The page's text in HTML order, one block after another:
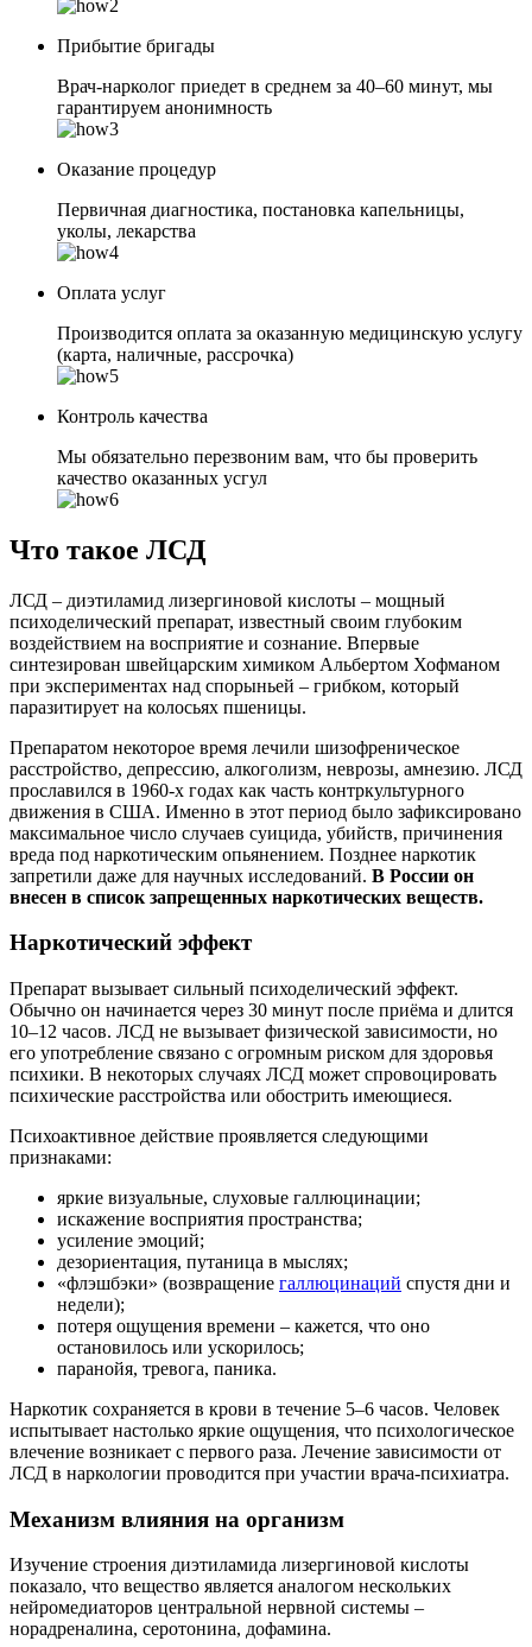
Прибытие бригады
Врач-нарколог приедет в среднем за 40–60 минут, мы
гарантируем анонимность
Оказание процедур
Первичная диагностика, постановка капельницы,
уколы, лекарства
Оплата услуг
Производится оплата за оказанную медицинскую услугу
(карта, наличные, рассрочка)
Контроль качества
Мы обязательно перезвоним вам, что бы проверить
качество оказанных усгул
Что такое ЛСД
ЛСД – диэтиламид лизергиновой кислоты – мощный
психоделический препарат, известный своим глубоким
воздействием на восприятие и сознание. Впервые
синтезирован швейцарским химиком Альбертом Хофманом
при экспериментах над спорыньей – грибком, который
паразитирует на колосьях пшеницы.
Препаратом некоторое время лечили шизофреническое
расстройство, депрессию, алкоголизм, неврозы, амнезию. ЛСД
прославился в 1960-х годах как часть контркультурного
движения в США. Именно в этот период было зафиксировано
максимальное число случаев суицида, убийств, причинения
вреда под наркотическим опьянением. Позднее наркотик
запретили даже для научных исследований. В России он
внесен в список запрещенных наркотических веществ.
Наркотический эффект
Препарат вызывает сильный психоделический эффект.
Обычно он начинается через 30 минут после приёма и длится
10–12 часов. ЛСД не вызывает физической зависимости, но
его употребление связано с огромным риском для здоровья
психики. В некоторых случаях ЛСД может спровоцировать
психические расстройства или обострить имеющиеся.
Психоактивное действие проявляется следующими
признаками:
яркие визуальные, слуховые галлюцинации;
искажение восприятия пространства;
усиление эмоций;
дезориентация, путаница в мыслях;
«флэшбэки» (возвращение галлюцинаций спустя дни и
недели);
потеря ощущения времени – кажется, что оно
остановилось или ускорилось;
паранойя, тревога, паника.
Наркотик сохраняется в крови в течение 5–6 часов. Человек
испытывает настолько яркие ощущения, что психологическое
влечение возникает с первого раза. Лечение зависимости от
ЛСД в наркологии проводится при участии врача-психиатра.
Механизм влияния на организм
Изучение строения диэтиламида лизергиновой кислоты
показало, что вещество является аналогом нескольких
нейромедиаторов центральной нервной системы –
норадреналина, серотонина, дофамина.